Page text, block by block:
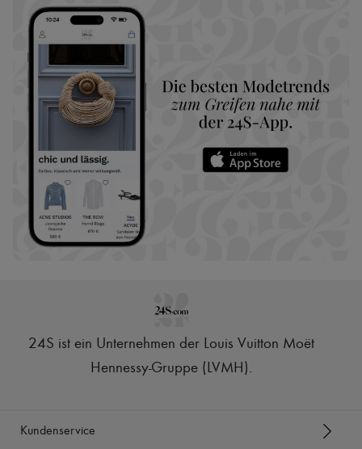
24S ist ein Unternehmen der Louis Vuitton Moët
Hennessy-Gruppe (LVMH).
Kundenservice